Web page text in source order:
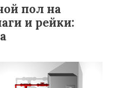
пол на
и рейки: